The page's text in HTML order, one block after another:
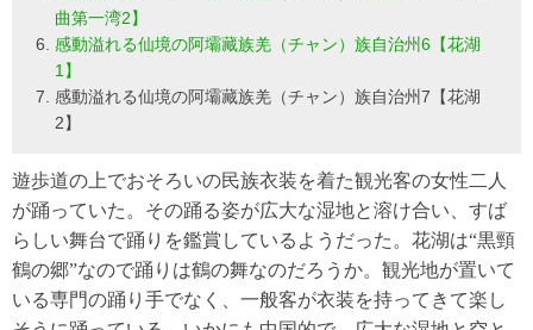
曲第一湾2】
感動溢れる仙境の阿壩藏族羌（チャン）族自治州6【花湖
1】
感動溢れる仙境の阿壩藏族羌（チャン）族自治州7【花湖
2】
遊歩道の上でおそろいの民族衣装を着た観光客の女性二人
が踊っていた。その踊る姿が広大な湿地と溶け合い、すば
らしい舞台で踊りを鑑賞しているようだった。花湖は“黒頸
鶴の郷”なので踊りは鶴の舞なのだろうか。観光地が置いて
いる専門の踊り手でなく、一般客が衣装を持ってきて楽し